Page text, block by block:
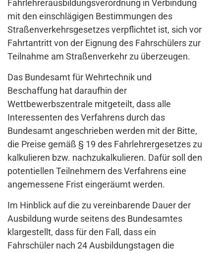
Fahrlehrerausbildungsverordnung in Verbindung
mit den einschlägigen Bestimmungen des
Straßenverkehrsgesetzes verpflichtet ist, sich vor
Fahrtantritt von der Eignung des Fahrschülers zur
Teilnahme am Straßenverkehr zu überzeugen.
Das Bundesamt für Wehrtechnik und
Beschaffung hat daraufhin der
Wettbewerbszentrale mitgeteilt, dass alle
Interessenten des Verfahrens durch das
Bundesamt angeschrieben werden mit der Bitte,
die Preise gemäß § 19 des Fahrlehrergesetzes zu
kalkulieren bzw. nachzukalkulieren. Dafür soll den
potentiellen Teilnehmern des Verfahrens eine
angemessene Frist eingeräumt werden.
Im Hinblick auf die zu vereinbarende Dauer der
Ausbildung wurde seitens des Bundesamtes
klargestellt, dass für den Fall, dass ein
Fahrschüler nach 24 Ausbildungstagen die